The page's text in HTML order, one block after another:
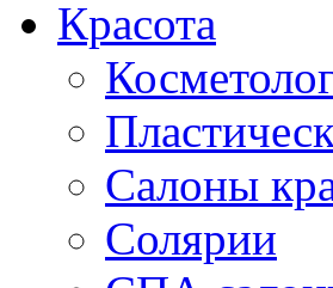
Красота
Салоны
Солярии